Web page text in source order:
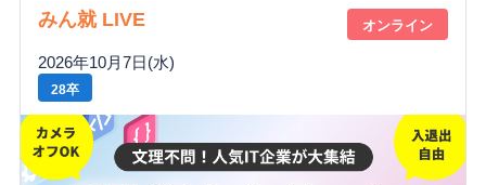
みん就 LIVE オンライン
2026年10月7日(水)
28卒